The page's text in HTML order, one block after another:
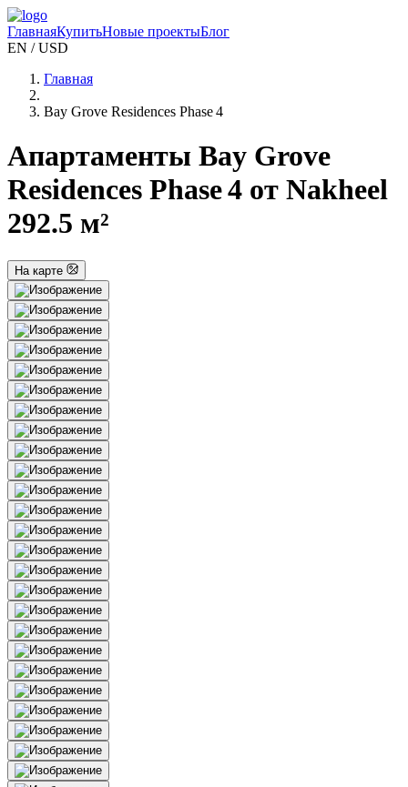
ГлавнаяКупитьНовые проектыБлог
EN / USD
Главная
Bay Grove Residences Phase 4
Апартаменты Bay Grove
Residences Phase 4 от Nakheel
292.5 м²
На карте